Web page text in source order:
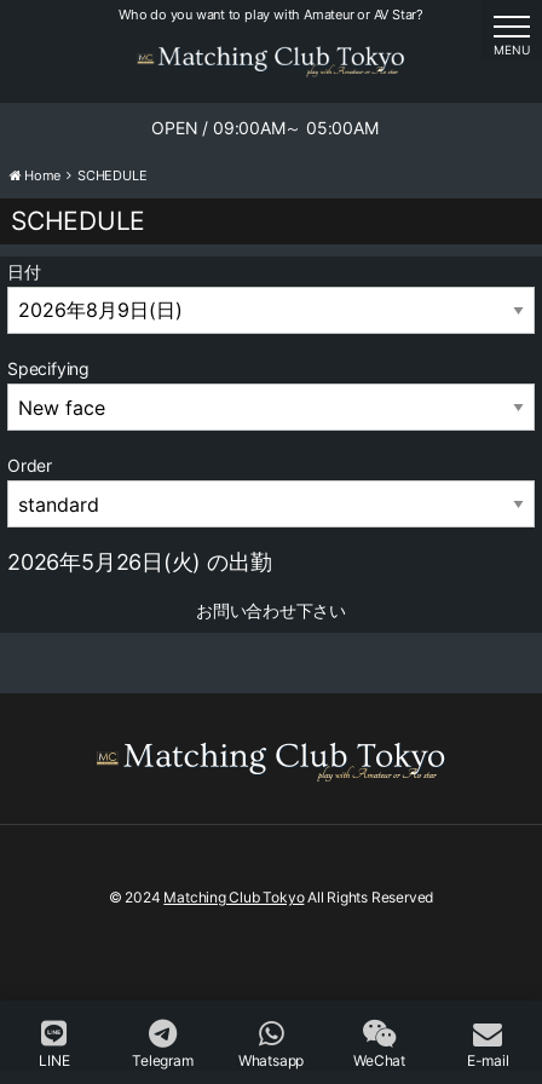
Who do you want to play with Amateur or AV Star?
OPEN / 09:00AM～ 05:00AM
Home SCHEDULE
SCHEDULE
日付
Specifying
Order
2026年5月26日(火) の出勤
お問い合わせ下さい
MENU
© 2024 Matching Club TokyoAll Rights Reserved
LINE Telegram Whatsapp WeChat E-mail